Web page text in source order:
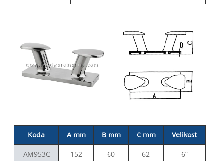
Koda A mm B mm C mm Velikost
AM953C 152 60 62 6”